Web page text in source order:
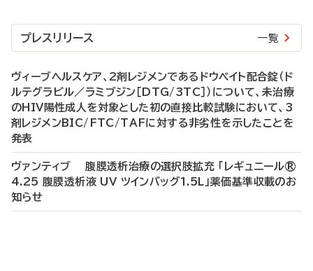
プレスリリース 一覧
ヴィーブヘルスケア、2剤レジメンであるドウベイト配合錠（ド
ルテグラビル／ラミブジン［DTG/3TC］）について、未治療
のHIV陽性成人を対象とした初の直接比較試験において、3
剤レジメンBIC/FTC/TAFに対する非劣性を示したことを
発表
ヴァンティブ 腹膜透析治療の選択肢拡充 「レギュニール®
4.25 腹膜透析液 UV ツインバッグ1.5L」薬価基準収載のお
知らせ